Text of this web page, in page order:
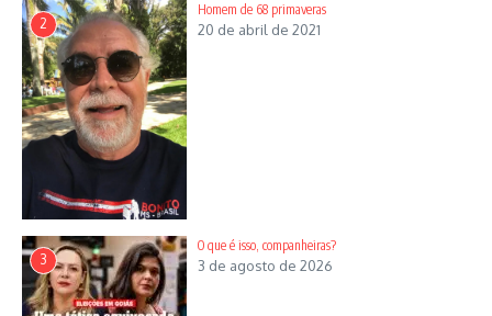
2
Homem de 68 primaveras
20 de abril de 2021
3
O que é isso, companheiras?
3 de agosto de 2026